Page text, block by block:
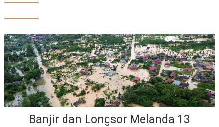
Banjir dan Longsor Melanda 13